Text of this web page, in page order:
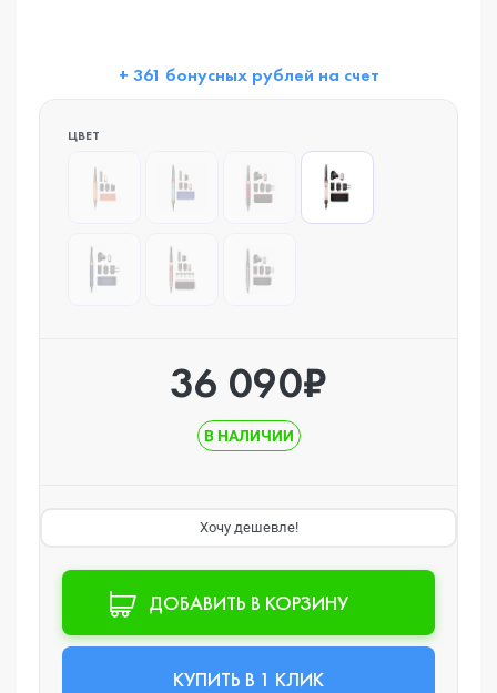
+ 361 бонусных рублей на счет
ЦВЕТ
36 090₽
В НАЛИЧИИ
Хочу дешевле!
ДОБАВИТЬ В КОРЗИНУ
КУПИТЬ В 1 КЛИК